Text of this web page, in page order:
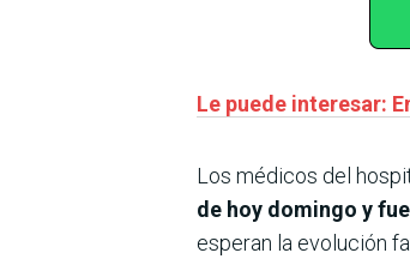
Le puede interesar:
Los médicos del
de hoy domingo y
esperan la evolución